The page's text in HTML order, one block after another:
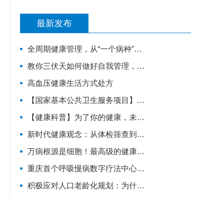
最新发布
全周期健康管理，从“一个病种”开始
教你三伏天如何做好自我管理，保证身体健康
高血压健康生活方式处方
【国家基本公共卫生服务项目】一文读懂完整健康管理全流程，做好闭环守护自身健康
【健康科普】为了你的健康，未来5年国家这样规划
新时代健康观念：从体检筛查到长效管理
万病根源是细胞！最高级的健康管理，从微观细胞开始
重庆首个呼吸慢病数字疗法中心落地
积极应对人口老龄化规划：为什么国家大力扶持主动健康管理？